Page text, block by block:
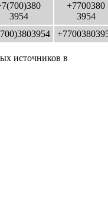
3954
+7700380
3954
источников в